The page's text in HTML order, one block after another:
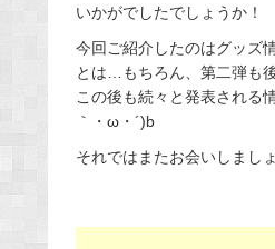
いかがでしたでしょうか！
今回ご紹介したのはグッズ
とは…もちろん、第二弾も
この後も続々と発表される
｀・ω・´)b
それではまたお会いしまし